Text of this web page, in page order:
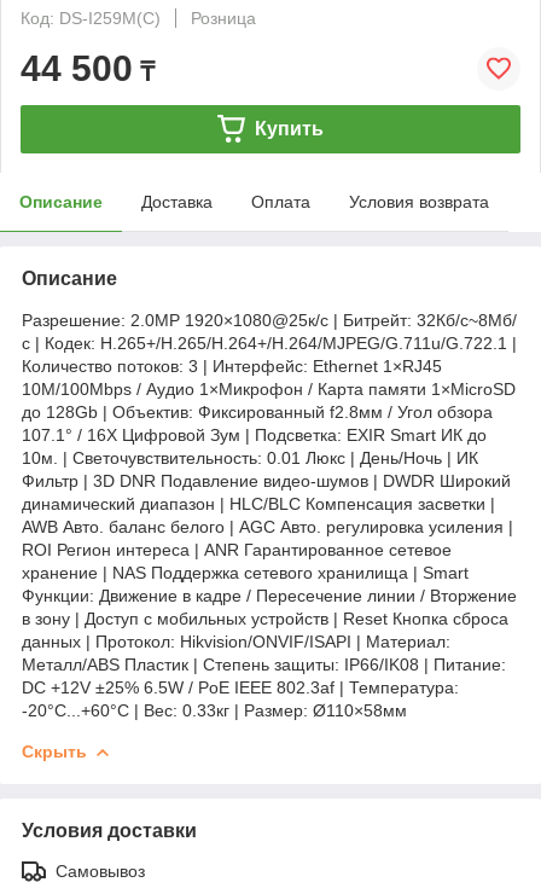
Код: DS-I259M(C)
Розница
44 500 ₸
Купить
Описание Доставка Оплата Условия возврата
Описание
Разрешение: 2.0МР 1920×1080@25к/с | Битрейт: 32Кб/с~8Мб/
с | Кодек: H.265+/H.265/H.264+/H.264/MJPEG/G.711u/G.722.1 |
Количество потоков: 3 | Интерфейс: Ethernet 1×RJ45
10M/100Mbps / Аудио 1×Микрофон / Карта памяти 1×MicroSD
до 128Gb | Объектив: Фиксированный f2.8мм / Угол обзора
107.1° / 16X Цифровой Зум | Подсветка: EXIR Smart ИК до
10м. | Светочувствительность: 0.01 Люкс | День/Ночь | ИК
Фильтр | 3D DNR Подавление видео-шумов | DWDR Широкий
динамический диапазон | HLC/BLC Компенсация засветки |
AWB Авто. баланс белого | AGC Авто. регулировка усиления |
ROI Регион интереса | ANR Гарантированное сетевое
хранение | NAS Поддержка сетевого хранилища | Smart
Функции: Движение в кадре / Пересечение линии / Вторжение
в зону | Доступ с мобильных устройств | Reset Кнопка сброса
данных | Протокол: Hikvision/ONVIF/ISAPI | Материал:
Металл/ABS Пластик | Степень защиты: IP66/IK08 | Питание:
DC +12V ±25% 6.5W / PoE IEEE 802.3af | Температура:
-20°C...+60°C | Вес: 0.33кг | Размер: Ø110×58мм
Скрыть
Условия доставки
Самовывоз